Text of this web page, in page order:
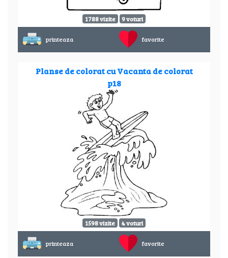
1788 vizite 9 voturi
printeaza favorite
Planse de colorat cu Vacanta de colorat
p18
1598 vizite 4 voturi
printeaza favorite